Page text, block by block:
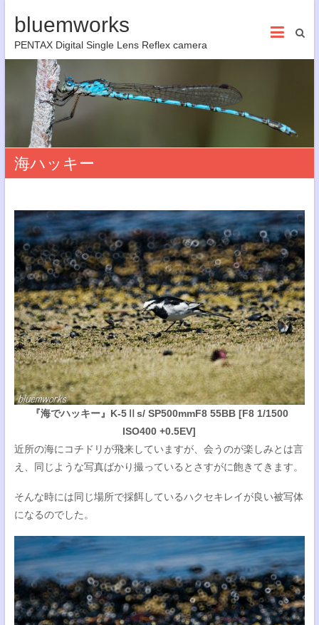
bluemworks
PENTAX Digital Single Lens Reflex camera
海ハッキー
『海でハッキー』K-5Ⅱs/ SP500mmF8 55BB [F8 1/1500
ISO400 +0.5EV]
近所の海にコチドリが飛来していますが、会うのが楽しみとは言
え、同じような写真ばかり撮っているとさすがに飽きてきます。
そんな時には同じ場所で採餌しているハクセキレイが良い被写体
になるのでした。